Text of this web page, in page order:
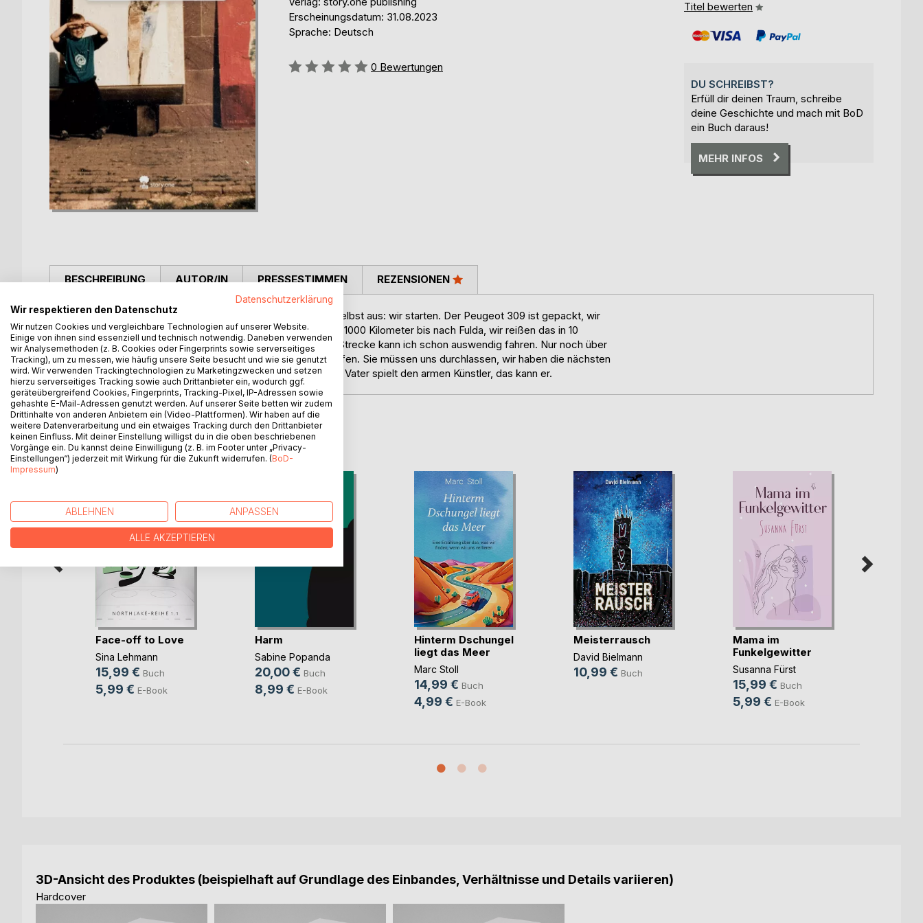
Erscheinungsdatum: 31.08.2023
Sprache: Deutsch
Bewertung::
0 Bewertungen
Titel bewerten
DU SCHREIBST?
Erfüll dir deinen Traum, schreibe
deine Geschichte und mach mit BoD
ein Buch daraus!
MEHR INFOS
BESCHREIBUNG
28. Juni 1999, mein Geburtstagsgeschenk suche ich mir selbst aus: wir starten. Der Peugeot 309 ist gepackt, wir
verabschieden uns in Sopot und fahren für immer. Es sind 1000 Kilometer bis nach Fulda, wir reißen das in 10
Stunden über Landstraßen mit Hund und Kind runter. Die Strecke kann ich schon auswendig fahren. Nur noch über
die Grenze, dann verstehe ich nichts mehr und kann schlafen. Sie müssen uns durchlassen, wir haben die nächsten
drei Monate eine offizielle Aufenthaltsgenehmigung. Mein Vater spielt den armen Künstler, das kann er.
AUTOR/IN PRESSESTIMMEN REZENSIONEN
WEITERE TITEL BEIBoD
Face-off to Love
Sina Lehmann
15,99 € Buch
5,99 € E-Book
Harm
Sabine Popanda
20,00 € Buch
8,99 € E-Book
Hinterm Dschungel
liegt das Meer
Marc Stoll
14,99 € Buch
4,99 € E-Book
Meisterrausch
David Bielmann
10,99 € Buch
Mama im
Funkelgewitter
Susanna Fürst
15,99 € Buch
5,99 € E-Book
3D-Ansicht des Produktes (beispielhaft auf Grundlage des Einbandes, Verhältnisse und Details variieren)
Hardcover
Datenschutzerklärung
Wir respektieren den Datenschutz
Wir nutzen Cookies und vergleichbare Technologien auf unserer Website.
Einige von ihnen sind essenziell und technisch notwendig. Daneben verwenden
wir Analysemethoden (z. B. Cookies oder Fingerprints sowie serverseitiges
Tracking), um zu messen, wie häufig unsere Seite besucht und wie sie genutzt
wird. Wir verwenden Trackingtechnologien zu Marketingzwecken und setzen
hierzu serverseitiges Tracking sowie auch Drittanbieter ein, wodurch ggf.
geräteübergreifend Cookies, Fingerprints, Tracking-Pixel, IP-Adressen sowie
gehashte E-Mail-Adressen genutzt werden. Auf unserer Seite betten wir zudem
Drittinhalte von anderen Anbietern ein (Video-Plattformen). Wir haben auf die
weitere Datenverarbeitung und ein etwaiges Tracking durch den Drittanbieter
keinen Einfluss. Mit deiner Einstellung willigst du in die oben beschriebenen
Vorgänge ein. Du kannst deine Einwilligung (z. B. im Footer unter „Privacy-
Einstellungen“) jederzeit mit Wirkung für die Zukunft widerrufen. (BoD-
Impressum)
ABLEHNEN ANPASSEN
ALLE AKZEPTIEREN